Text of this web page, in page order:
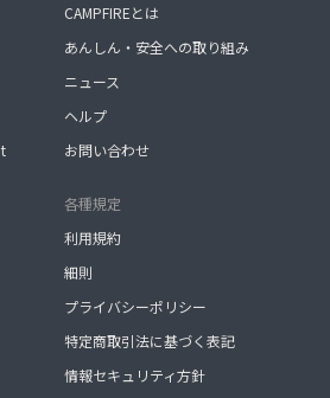
CAMPFIREとは
あんしん・安全への取り組み
ニュース
ヘルプ
お問い合わせ
各種規定
利用規約
細則
プライバシーポリシー
特定商取引法に基づく表記
情報セキュリティ方針